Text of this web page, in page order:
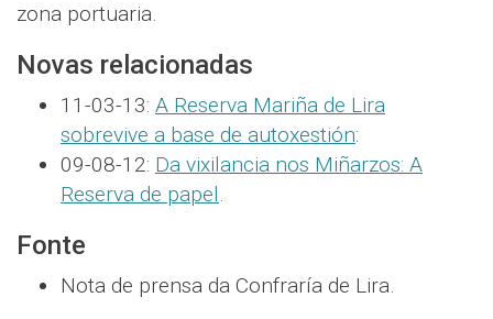
zona portuaria.
Novas relacionadas
11-03-13: A Reserva Mariña de Lira
sobrevive a base de autoxestión:
09-08-12: Da vixilancia nos Miñarzos: A
Reserva de papel.
Fonte
Nota de prensa da Confraría de Lira.